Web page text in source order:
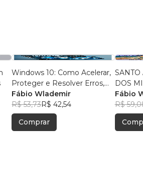
Windows 10: Como Acelerar,
Proteger e Resolver Erros,
Utilizar Após o Fim do
Suporte
Fábio Wlademir
R$ 53,73R$ 42,54
Comprar
SANTO
DOS
Fábio
R$